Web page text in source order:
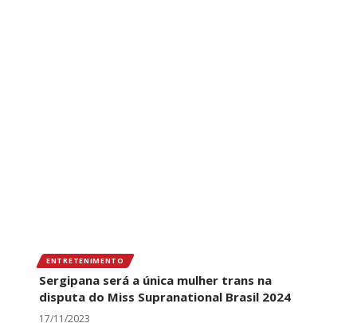
ENTRETENIMENTO
Sergipana será a única mulher trans na
disputa do Miss Supranational Brasil 2024
17/11/2023